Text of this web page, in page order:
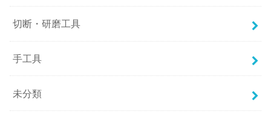
切断・研磨工具
手工具
未分類